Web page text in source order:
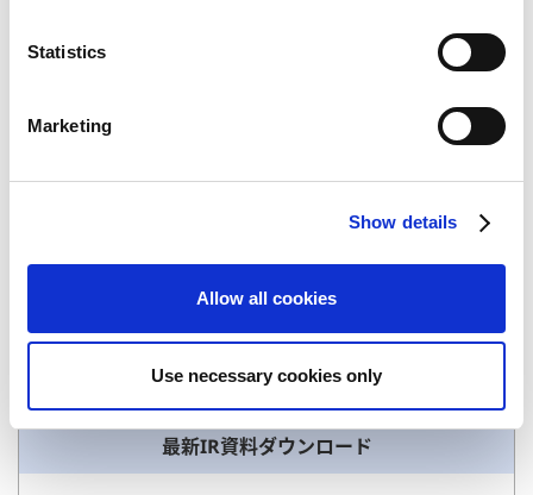
Statistics
Marketing
Show details
Allow all cookies
Use necessary cookies only
2026年06月19日
統合報告書
最新IR資料ダウンロード